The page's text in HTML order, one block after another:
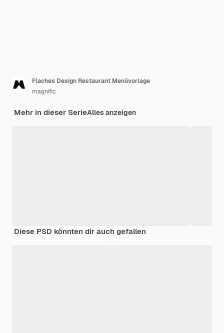
Flaches Design Restaurant Menüvorlage
magnific
Mehr in dieser SerieAlles anzeigen
Diese PSD könnten dir auch gefallen